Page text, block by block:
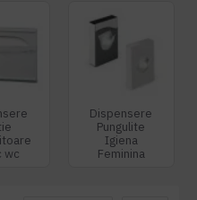
wc
Dispensere
Pungulite
Igiena
Feminina